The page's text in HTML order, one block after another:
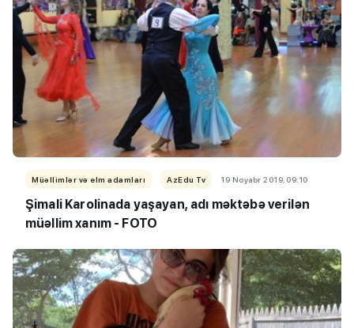
Müəllimlər və elm adamları AzEdu Tv 19 Noyabr 2019, 09:10
Şimali Karolinada yaşayan, adı məktəbə verilən
müəllim xanım - FOTO